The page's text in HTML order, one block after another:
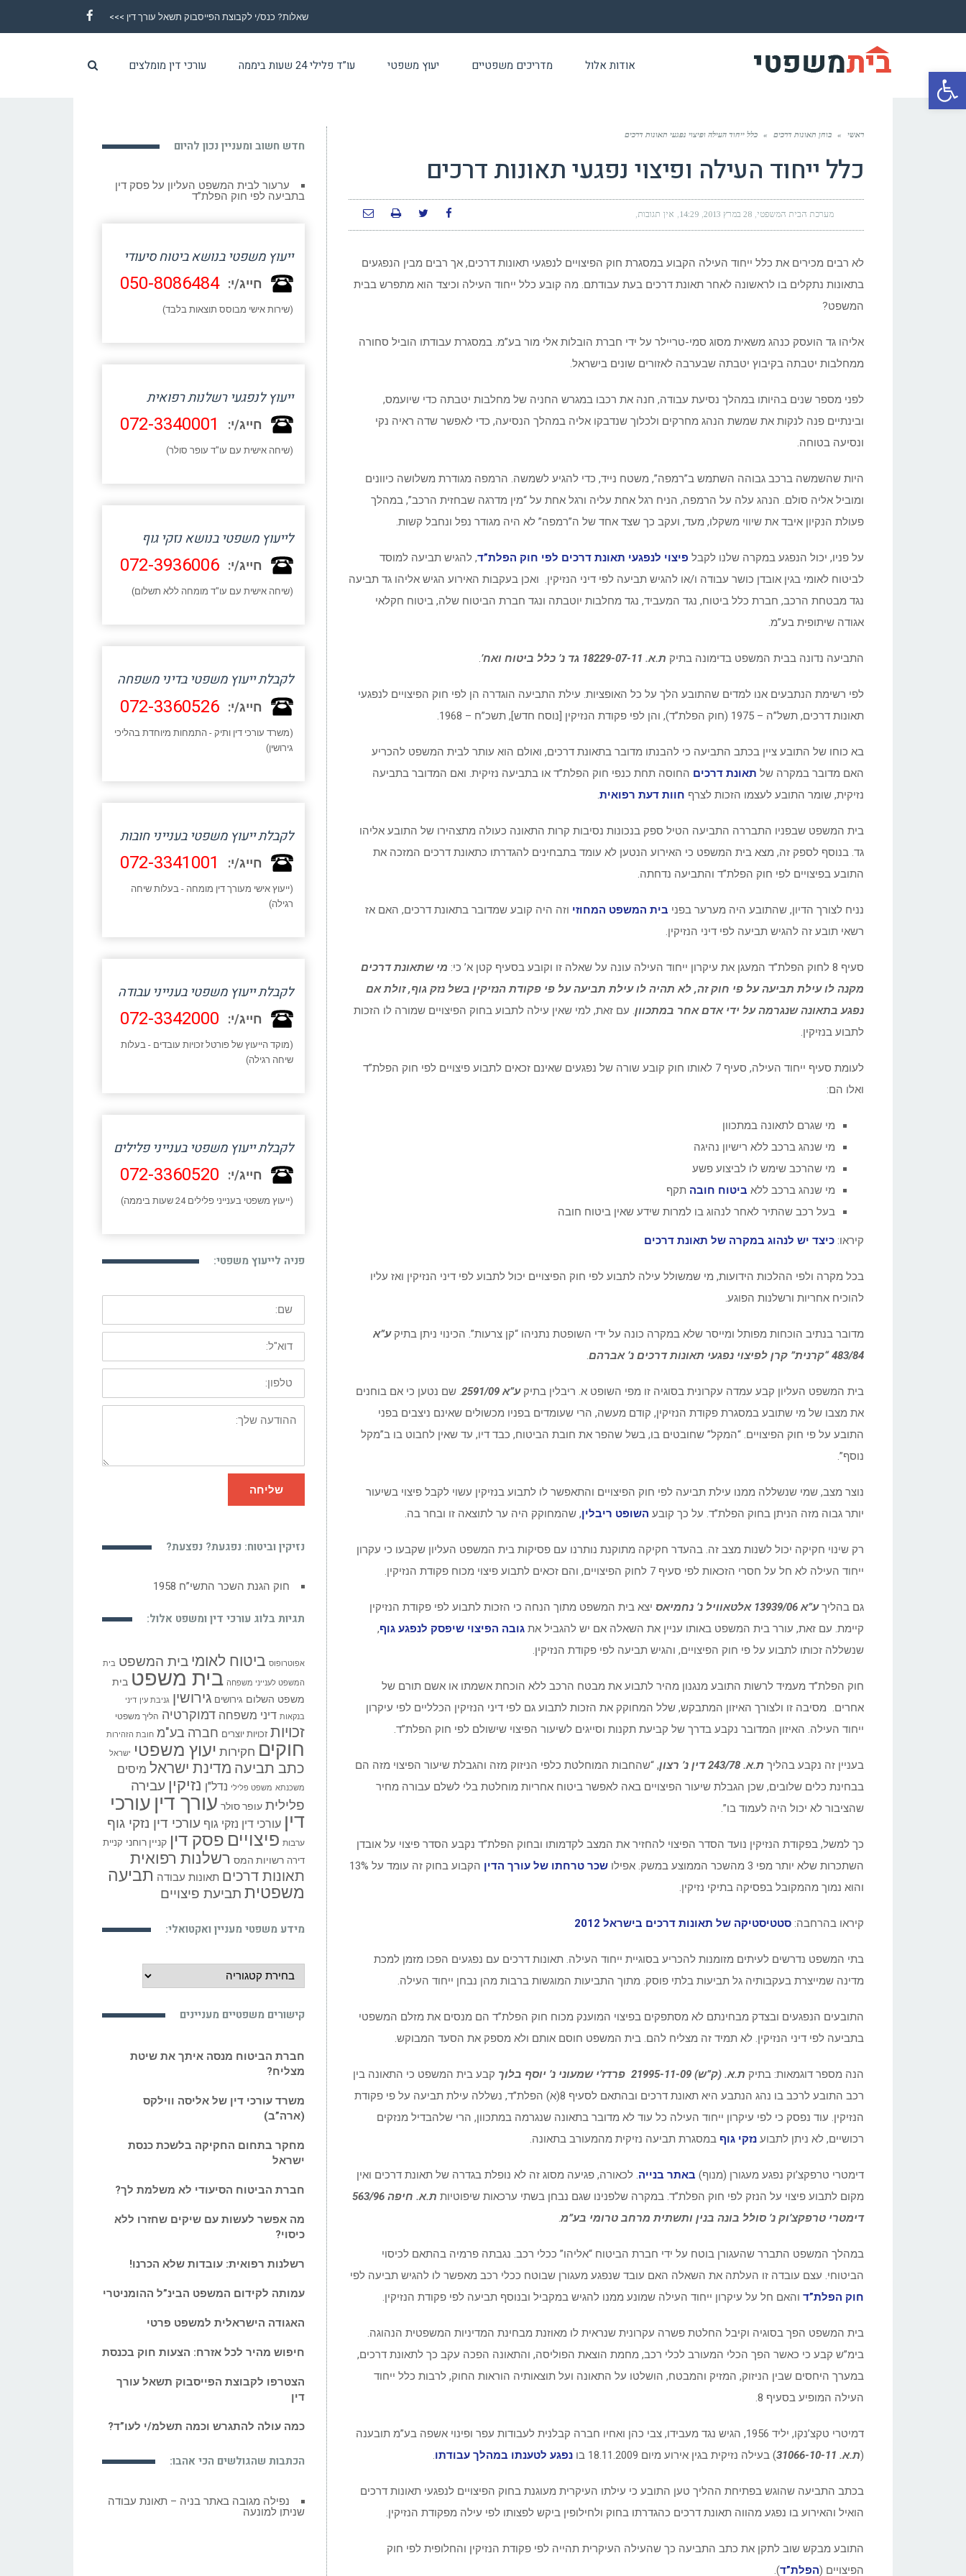
פתח סרגל נגישות
שאלות? כנס/י לקבוצת הפייסבוק תשאל עורך דין >>>
Facebook
אודות אלול מדריכים משפטיים יעוץ משפטי עו”ד פלילי 24 שעות ביממה עורכי דין מומלצים
ראשי » בוחן תאונות דרכים » כלל ייחוד העילה ופיצוי נפגעי תאונות דרכים
כלל ייחוד העילה ופיצוי נפגעי תאונות דרכים
מערכת הבית המשפטי 28 במרץ 2013 14:29 אין תגובות
לא רבים מכירים את כלל ייחוד העילה הקבוע במסגרת חוק הפיצויים לנפגעי תאונות דרכים, אך רבים מבין הנפגעים
בתאונות נתקלים בו לראשונה לאחר תאונת דרכים בעת עבודתם. מה קובע כלל ייחוד העילה וכיצד הוא מתפרש בבית
המשפט?
אליהו גד הועסק כנהג משאית מסוג סמי-טריילר על ידי חברת הובלות אלי מור בע”מ. במסגרת עבודתו הוביל סחורה
ממחלבות יטבתה בקיבוץ יטבתה שבערבה לאזורים שונים בישראל.
לפני מספר שנים בהיותו במהלך נסיעת עבודה, חנה את רכבו במגרש החניה של מחלבות יטבתה כדי שיועמס,
ובינתיים פנה לנקות את שמשת הנהג מחרקים ולכלוך שנדבקו אליה במהלך הנסיעה, כדי לאפשר שדה ראיה נקי
ונסיעה בטוחה.
היות שהשמשה ברכב גבוהה השתמש ב”רמפה”, משטח נייד, כדי להגיע לשמשה. הרמפה מגודרת משלושה כיוונים
ומוביל אליה סולם. הנהג עלה על הרמפה, הניח רגל אחת עליה ורגל אחת על “מין מדרגה שבחזית הרכב”, במהלך
פעולת הנקיון איבד את שיווי משקלו, מעד, ועקב כך שצד אחד של ה”רמפה” לא היה מגודר נפל ונחבל קשות.
על פניו, יכול הנפגע במקרה שלנו לקבל פיצוי לנפגעי תאונת דרכים לפי חוק הפלת”ד, להגיש תביעה למוסד
לביטוח לאומי בגין אובדן כושר עבודה ו/או להגיש תביעה לפי דיני הנזיקין. ואכן בעקבות האירוע הגיש אליהו גד תביעה
נגד מבטחת הרכב, חברת כלל ביטוח, נגד המעביד, נגד מחלבות יוטבתה ונגד חברת הביטוח שלה, ביטוח חקלאי
אגודה שיתופית בע”מ.
התביעה נדונה בבית המשפט בדימונה בתיק ת.א. 18229-07-11 גד נ’ כלל ביטוח ואח’ .
לפי רשימת הנתבעים אנו למדים שהתובע הלך על כל האופציות. עילת התביעה הוגדרה הן לפי חוק הפיצויים לנפגעי
תאונות דרכים, תשל”ה – 1975 (חוק הפלת”ד), והן לפי פקודת הנזיקין [נוסח חדש], תשכ”ח – 1968.
בא כוחו של התובע ציין בכתב התביעה כי להבנתו מדובר בתאונת דרכים, ואולם הוא עותר לבית המשפט להכריע
האם מדובר במקרה של תאונת דרכים החוסה תחת כנפי חוק הפלת”ד או בתביעה נזיקית. ואם המדובר בתביעה
נזיקית, שומר התובע לעצמו הזכות לצרף חוות דעת רפואית.
בית המשפט שבפניו התבררה התביעה הטיל ספק בנכונות נסיבות קרות התאונה כעולה מתצהירו של התובע אליהו
גד. בנוסף לספק זה, מצא בית המשפט כי האירוע הנטען לא עומד בתבחינים להגדרתו כתאונת דרכים המזכה את
התובע בפיצויים לפי חוק הפלת”ד והתביעה נדחתה.
נניח לצורך הדיון, שהתובע היה מערער בפני בית המשפט המחוזי וזה היה קובע שמדובר בתאונת דרכים, האם אז
רשאי תובע זה להגיש תביעה לפי דיני הנזיקין.
סעיף 8 לחוק הפלת”ד המעגן את עיקרון ייחוד העילה עונה על שאלה זו וקובע בסעיף קטן א’ כי:
מי שתאונת דרכים
מקנה לו עילת תביעה על פי חוק זה, לא תהיה לו עילת תביעה על פי פקודת הנזיקין בשל נזק גוף, זולת אם
נפגע בתאונה שנגרמה על ידי אדם אחר במתכוון. עם זאת, למי שאין עילה לתבוע בחוק הפיצויים שמורה לו הזכות
לתבוע בנזיקין.
לעומת סעיף ייחוד העילה, סעיף 7 לאותו חוק קובע שורה של נפגעים שאינם זכאים לתבוע פיצויים לפי חוק הפלת”ד
ואלו הם:
מי שגרם לתאונה במתכוון
מי שנהג ברכב ללא רישיון נהיגה
מי שהרכב שימש לו לביצוע פשע
מי שנהג ברכב ללא ביטוח חובה תקף
בעל רכב שהתיר לאחר לנהוג בו למרות שידע שאין ביטוח חובה
קיראו: כיצד יש לנהוג במקרה של תאונת דרכים
בכל מקרה ולפי ההלכות הידועות, מי שמשולל עילה לתבוע לפי חוק הפיצויים יכול לתבוע לפי דיני הנזיקין ואז עליו
להוכיח אחריות ורשלנות הפוגע.
מדובר בנתיב הוכחות מפותל ומייסר שלא במקרה כונה על ידי השופטת נתניהו “קן צרעות”. הכינוי ניתן בתיקע”א
483/84 “קרנית” קרן לפיצוי נפגעי תאונות דרכים נ’ אברהם
.
בית המשפט העליון קבע עמדה עקרונית בסוגיה זו מפי השופט א. ריבלין בתיקע”א 2591/09
. שם נטען כי אם בוחנים
את מצבו של מי שתובע במסגרת פקודת הנזיקין, קודם מעשה, הרי שעומדים בפניו מכשולים שאינם ניצבים בפני
התובע על פי חוק הפיצויים. “המקל” שחובטים בו, בשל שהפר את חובת הביטוח, כבד דיו, עד שאין לחבוט בו ב”מקל
נוסף”.
נוצר מצב, שמי שנשללה ממנו עילת תביעה לפי חוק הפיצויים והתאפשר לו לתבוע בנזיקין עשוי לקבל פיצוי בשיעור
יותר גבוה מזה הניתן בחוק הפלת”ד. על כך קובע השופט ריבלין, שהמחוקק היה ער לתוצאה זו ובחר בה.
רק שינוי חקיקה יכול לשנות מצב זה. בהעדר חקיקה מתוקנת נותרנו עם פסיקות בית המשפט העליון שקבעו כי עקרון
ייחוד העילה לא חל על חסרי הזכאות לפי סעיף 7 לחוק הפיצויים, והם זכאים לתבוע פיצוי מכוח פקודת הנזיקין.
גם בהליךע”א 13939/06 אלטאוויל נ’ נחמיאס
יצא בית המשפט מתוך הנחה כי הזכות לתבוע לפי פקודת הנזיקין
קיימת. עם זאת, עורר בית המשפט באותו עניין את השאלה אם יש להגביל את גובה הפיצוי שיפסק לנפגע גוף,
שנשללה זכותו לתבוע על פי חוק הפיצויים, והגיש תביעה לפי פקודת הנזיקין.
חוק הפלת”ד מעמיד לרשות התובע מנגנון מהיר לתבוע את מבטח הרכב ללא הוכחת אשמתו או אשם תורם של
אחרים. מסיבה זו ולצורך האיזון המתבקש, שלל המחוקק את הזכות לתבוע גם לפי דיני הנזיקין הכלליים לפי עיקרון
ייחוד העילה. האיזון המדובר נקבע בדרך של קביעת תקנות וסייגים לשיעור הפיצוי שישולם לפי חוק הפלת”ד.
בעניין זה נקבע בהליך ת.א. 243/78 דין נ’ רצון
, “שהחבות המוחלטת כלפי הניזוק מזה והגבלת שיעור הפיצוי מזה הם
בבחינת כלים שלובים, שכן הגבלת שיעור הפיצויים באה לאפשר ביטוח אחריות מוחלטת בלי לשלם עבורה מחיר
שהציבור לא יכול היה לעמוד בו”.
כך למשל, בפקודת הנזיקין נועד הסדר הפיצוי להחזיר את המצב לקדמותו ובחוק הפלת”ד נקבע הסדר פיצוי על אובדן
השתכרות שלא יותר מפי 3 מהשכר הממוצע במשק. אפילו
שכר טרחתו של עורך הדין
הקבוע בחוק זה עומד על 13%
והוא נמוך מהמקובל בפסיקה בתיקי נזיקין.
קיראו בהרחבה: סטטיסטיקה של תאונות דרכים בישראל 2012
בתי המשפט נדרשים לעיתים מזומנות להכריע בסוגיית ייחוד העילה. תאונות דרכים עם נפגעים הפכו מזמן למכת
מדינה שמייצרת בעקבותיה גל תביעות בלתי פוסק. מתוך התביעות המוגשות ברבות מהן נבחן ייחוד העילה.
התובעים הנפגעים ובצדק מבחינתם לא מסתפקים בפיצוי המוענק מכוח חוק הפלת”ד הם מנסים את מזלם המשפטי
בתביעה לפי דיני הנזיקין. לא תמיד זה מצליח להם. בית המשפט חוסם אותם ולא מספק את הסעד המבוקש.
הנה מספר דוגמאות: בתיק ת.א. (ק”ש) 21995-11-09 פרדז’י שמעוני נ’ יוסף בלוך
קבע בית המשפט כי התאונה בין
רכב התובע לרכב בו נהג הנתבע היא תאונת דרכים ובהתאם לסעיף 8(א) הפלת”ד, נשללה עילת תביעה על פי פקודת
הנזיקין. עוד נפסק כי לפי עיקרון ייחוד העילה כל עוד לא מדובר בתאונה שנגרמה במתכוון, הרי שלהבדיל מנזקים
רכושיים, לא ניתן לתבוע נזקי גוף במסגרת תביעה נזיקית מהמעורב בתאונה.
דימטרי טרפקצ’וק נפגע מעגורן (מנוף) באתר בנייה. לכאורה, פגיעה מסוג זה לא נופלת בגדרה של תאונת דרכים ואין
מקום לתבוע פיצוי על הנזק לפי חוק הפלת”ד. במקרה שלפנינו שגם נבחן בשתי ערכאות שיפוטיות
ת.א. חיפה 563/96
דימטרי טרפקצ’וק נ’ סולל בונה בנין ותשתית מרחב טרומי בע”מ.
במהלך המשפט התברר שהעגורן בוטח על ידי חברת הביטוח “אליהו” ככלי רכב. נגבתה פרמיה בהתאם לכיסוי
הביטוחי. עצם עובדה זו העלתה את השאלה האם עובד שנפגע מעגורן שבוטח ככלי רכב מאפשר לו להגיש תביעה לפי
חוק הפלת”ד והאם חל על עיקרון ייחוד העילה שמונע ממנו להגיש במקביל ובנוסף תביעה לפי פקודת הנזיקין.
בית המשפט הפך בסוגיה וקיבל החלטת פשרה עקרונית שנראית לו מאוזנת מבחינת המדיניות המשפטית הנהוגה.
בימ”ש קבע כי כאשר הפך הכלי המעורב לכלי רכב, מחמת הוצאת הפוליסה, והתאונה הפכה עקב כך לתאונת דרכים,
במערך היחסים שבין הניזוק, המזיק והמבטח, הושלטו על התאונה ועל תוצאותיה הוראות החוק, לרבות כלל ייחוד
העילה המופיע בסעיף 8.
דמיטרי טקצ’נקו, יליד 1956, הגיש נגד מעבידו, צבי כהן ואחיו חברה קבלנית לעבודות עפר ופינוי אשפה בע”מ תובענה
(ת.א. 31066-10-11 ) בעילה נזיקית בגין אירוע מיום 18.11.2009 בו נפגע לטענתו במהלך עבודתו.
בכתב התביעה שהוגש בפתיחת ההליך טען התובע כי עילתו העיקרית מעוגנת בחוק הפיצויים לנפגעי תאונות דרכים
הואיל והאירוע בו נפגע מהווה תאונת דרכים כהגדרתו בחוק ולחילופין ביקש לפצותו לפי עילה מפקודת הנזיקין.
התובע מבקש שוב לתקן את כתב התביעה כך שהעילה העיקרית תהייה לפי פקודת הנזיקין והחלופית לפי חוק
הפיצויים (הפלת”ד).
חדש חשוב ומעניין נכון להיום
ערעור לבית המשפט העליון על פסק דין
בתביעה לפי חוק הפלת”ד
ייעוץ משפטי בנושא ביטוח סיעודי
חייג/י: 050-8086484
(שירות אישי מבוסס תוצאות בלבד)
ייעוץ לנפגעי רשלנות רפואית
חייג/י: 072-3340001
(שיחה אישית עם עו"ד עופר סולר)
לייעוץ משפטי בנושא נזקי גוף
חייג/י: 072-3936006
(שיחה אישית עם עו"ד מומחה ללא תשלום)
לקבלת ייעוץ משפטי בדיני משפחה
חייג/י: 072-3360526
(משרד עורכי דין ותיק - התמחות מיוחדת בהליכי
גירושין)
לקבלת ייעוץ משפטי בענייני חובות
חייג/י: 072-3341001
(ייעוץ אישי מעורך דין מומחה - בעלות שיחה
רגילה)
לקבלת ייעוץ משפטי בענייני עבודה
חייג/י: 072-3342000
(מוקד הייעוץ של פורטל זכויות עובדים - בעלות
שיחה רגילה)
לקבלת ייעוץ משפטי בענייני פלילים
חייג/י: 072-3360520
(ייעוץ משפטי בענייני פלילים 24 שעות ביממה)
פניה לייעוץ משפטי:
שם:
דוא"ל:
טלפון:
ההודעה
שלך:
שליחה
נזיקין וביטוח: נפגעת? נפצעת?
רשלנות רפואית בטיפול שיניים – מקרה
תגיות בלוג עורכי דין ומשפט אלול:
ביטוח לאומי בית המשפט
המשפט לענייני משפחה בית משפט
משפט השלום גירושים גירושין גניבת עין
בנקאות דיני משפחה דמוקרטיה הליך משפטי
זכויות זכויות יוצרים חברה בע"מ חובת הזהירות
חוקים חקירות יעוץ משפטי ישראל
כתב תביעה מדינת ישראל מיסים
משכנתא נדל"ן נזיקיןעבירה
פלילית
עורך דין עורכי
דין עורכי דין נזקי גוף עורכי דין נזקי גוף
פיצוייםפסק דין קניין רוחני
דירה רשויות המס רשלנות רפואית
תאונות דרכים תאונות עבודה
תביעה
משפטית
מידע משפטי מעניין ואקטואלי:
מידע
מעניין
קישורים משפטיים מעניינים
חברת הביטוח מנסה איתך את שיטת
משרד עורכי דין של אליסה ווילקס
מחקר בתחום החקיקה בלשכת כנסת
מה אפשר לעשות עם שיקים שחזרו ללא
הצטרפו לקבוצת הפייסבוק תשאל עורך
נפילה מגובה באתר בניה – תאונת עבודה